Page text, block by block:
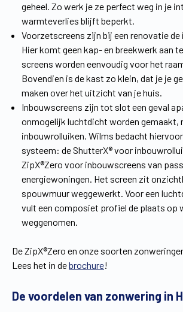
geheel. Zo werk je ze perfect weg in je
warmteverlies blijft beperkt.
Voorzetscreens zijn bij een renovatie de
Hier komt geen kap- en breekwerk aan
screens worden eenvoudig voor het
Bovendien is de kast zo klein, dat je je
maken over het uitzicht van je huis.
Inbouwscreens zijn tot slot een geval
onmogelijk luchtdicht worden gemaakt,
inbouwrolluiken. Wilms bedacht
systeem: de ShutterX® voor
ZipX®Zero voor inbouwscreens van
energiewoningen. Het screen zit
spouwmuur weggewerkt. Voor een
vult een composiet profiel de plaats op
weggenomen.
De ZipX®Zero en onze soorten
Lees het in debrochure!
De voordelen van zonwering in